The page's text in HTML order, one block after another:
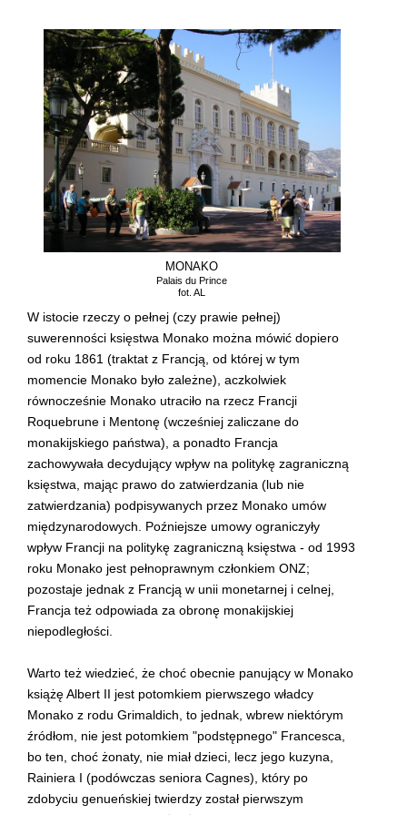
MONAKO
Palais du Prince
fot. AL
W istocie rzeczy o pełnej (czy prawie pełnej)
suwerenności księstwa Monako można mówić dopiero
od roku 1861 (traktat z Francją, od której w tym
momencie Monako było zależne), aczkolwiek
równocześnie Monako utraciło na rzecz Francji
Roquebrune i Mentonę (wcześniej zaliczane do
monakijskiego państwa), a ponadto Francja
zachowywała decydujący wpływ na politykę zagraniczną
księstwa, mając prawo do zatwierdzania (lub nie
zatwierdzania) podpisywanych przez Monako umów
międzynarodowych. Poźniejsze umowy ograniczyły
wpływ Francji na politykę zagraniczną księstwa - od 1993
roku Monako jest pełnoprawnym członkiem ONZ;
pozostaje jednak z Francją w unii monetarnej i celnej,
Francja też odpowiada za obronę monakijskiej
niepodległości.
Warto też wiedzieć, że choć obecnie panujący w Monako
książę Albert II jest potomkiem pierwszego władcy
Monako z rodu Grimaldich, to jednak, wbrew niektórym
źródłom, nie jest potomkiem "podstępnego" Francesca,
bo ten, choć żonaty, nie miał dzieci, lecz jego kuzyna,
Rainiera I (podówczas seniora Cagnes), który po
zdobyciu genueńskiej twierdzy został pierwszym